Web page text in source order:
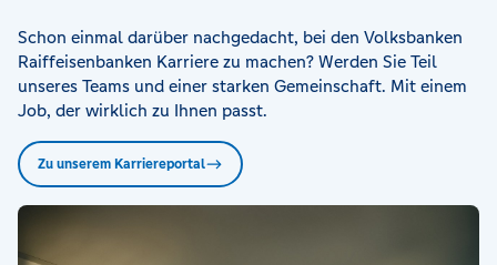
Schon einmal darüber nachgedacht, bei den Volksbanken
Raiffeisenbanken Karriere zu machen? Werden Sie Teil
unseres Teams und einer starken Gemeinschaft. Mit einem
Job, der wirklich zu Ihnen passt.
Zu unserem Karriereportal